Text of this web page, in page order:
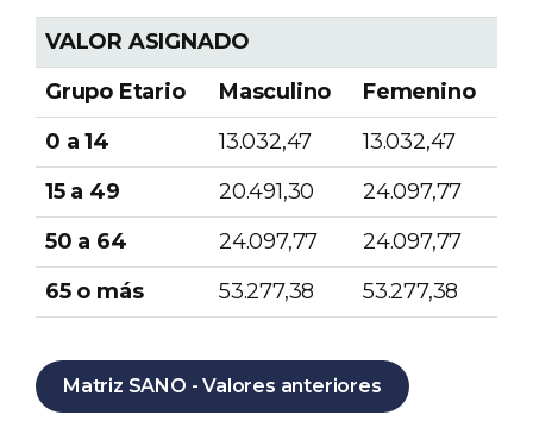
VALOR ASIGNADO
Grupo Etario
Masculino
Femenino
0 a 14
13.032,47
13.032,47
15 a 49
20.491,30
24.097,77
50 a 64
24.097,77
24.097,77
65 o más
53.277,38 53.277,38
Matriz SANO - Valores anteriores